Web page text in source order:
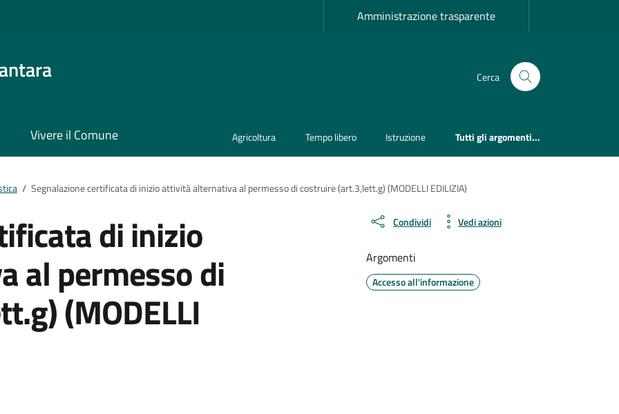
Amministrazione trasparente
Cerca
Vivere il Comune Agricoltura Tempo libero Istruzione Tutti gli argomenti...
/ Segnalazione certificata di inizio attività alternativa al permesso di costruire (art.3,lett.g) (MODELLI EDILIZIA)
di inizio
al permesso di
(MODELLI
Condividi Vedi azioni
Argomenti
Accesso all'informazione